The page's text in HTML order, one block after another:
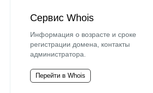
Сервис Whois
Информация о возрасте и сроке
регистрации домена, контакты
администратора.
Перейти в Whois